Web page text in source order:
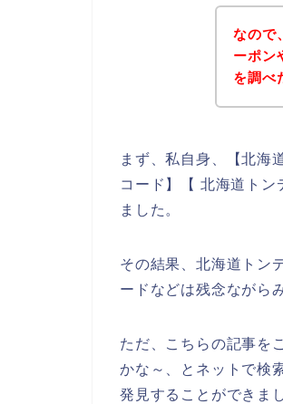
なので
ーポン
を調べ
まず、私自身、【北海
コード】【 北海道ト
ました。
その結果、北海道トン
ードなどは残念ながら
ただ、こちらの記事を
かな～、とネットで検
発見することができま